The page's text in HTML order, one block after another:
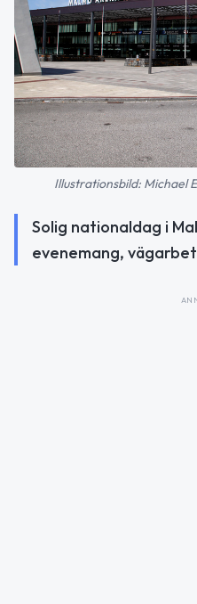
Illustrationsbild: Michael
Solig nationaldag i
evenemang,